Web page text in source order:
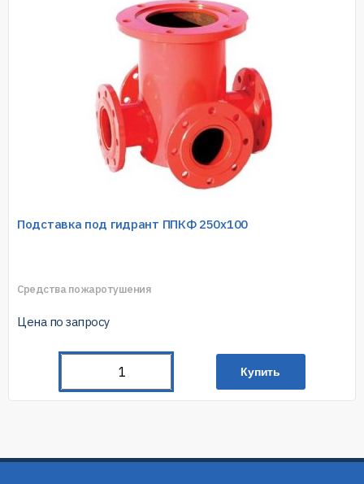
Подставка под гидрант ППКФ 250х100
Средства пожаротушения
Цена по запросу
Купить